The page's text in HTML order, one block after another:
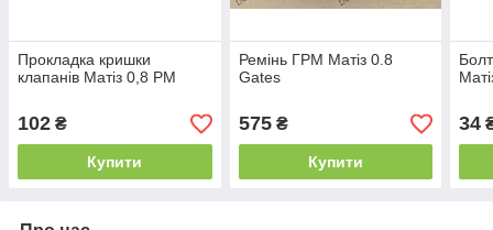
Прокладка кришки
клапанів Матіз 0,8 PM
102 ₴
Купити
Ремінь ГРМ Матіз 0.8
Gates
575₴
Купити
34